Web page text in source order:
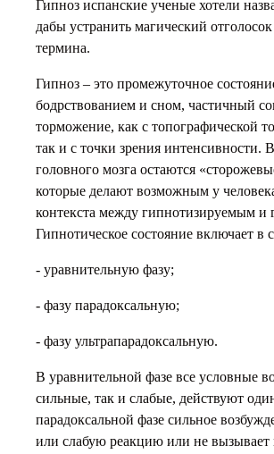
Гипноз испанские ученые хотели
дабы устранить магический отголосок
термина.
Гипноз – это промежуточное
бодрствованием и сном, частичный
торможение, как с топографической
так и с точки зрения интенсивности.
головного мозга остаются
которые делают возможным у
контекста между гипнотизируемым и
Гипнотическое состояние включает в
- уравнительную фазу;
- фазу парадоксальную;
- фазу ультрапарадоксальную.
В уравнительной фазе все условные
сильные, так и слабые, действуют
парадоксальной фазе сильное
или слабую реакцию или не вызывает